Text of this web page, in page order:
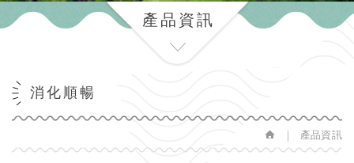
產品資訊
消化順暢
產品資訊